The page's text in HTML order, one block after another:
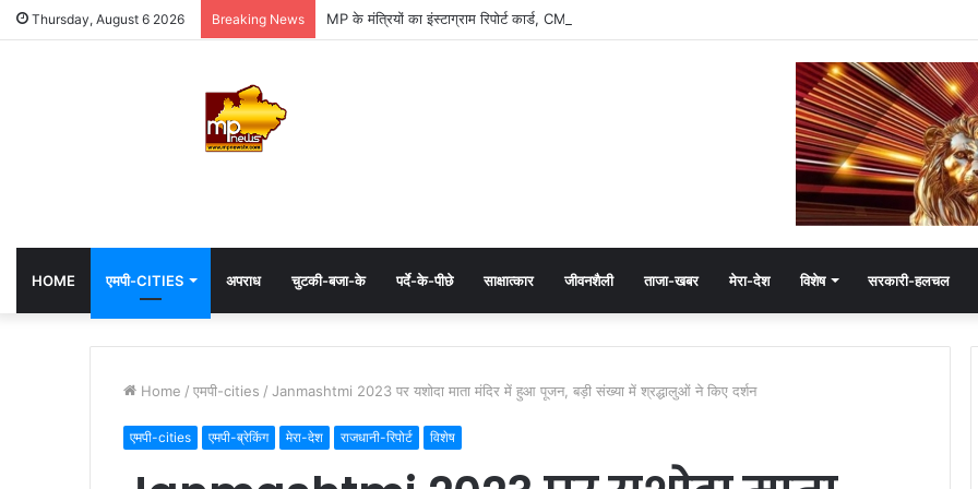
Thursday, August 6 2026 Breaking News MP के मंत्रियों का इंस्टाग्राम रिपोर्ट कार्ड, CM मोहन यादव के इतने फॉलोअर्स
HOME एमपी-CITIES अपराध चुटकी-बजा-के पर्दे-के-पीछे साक्षात्कार जीवनशैली ताजा-खबर मेरा-देश विशेष सरकारी-हलचल
Home / एमपी-cities / Janmashtmi 2023 पर यशोदा माता मंदिर में हुआ पूजन, बड़ी संख्या में श्रद्धालुओं ने किए दर्शन
एमपी-cities एमपी-ब्रेकिंग मेरा-देश राजधानी-रिपोर्ट विशेष